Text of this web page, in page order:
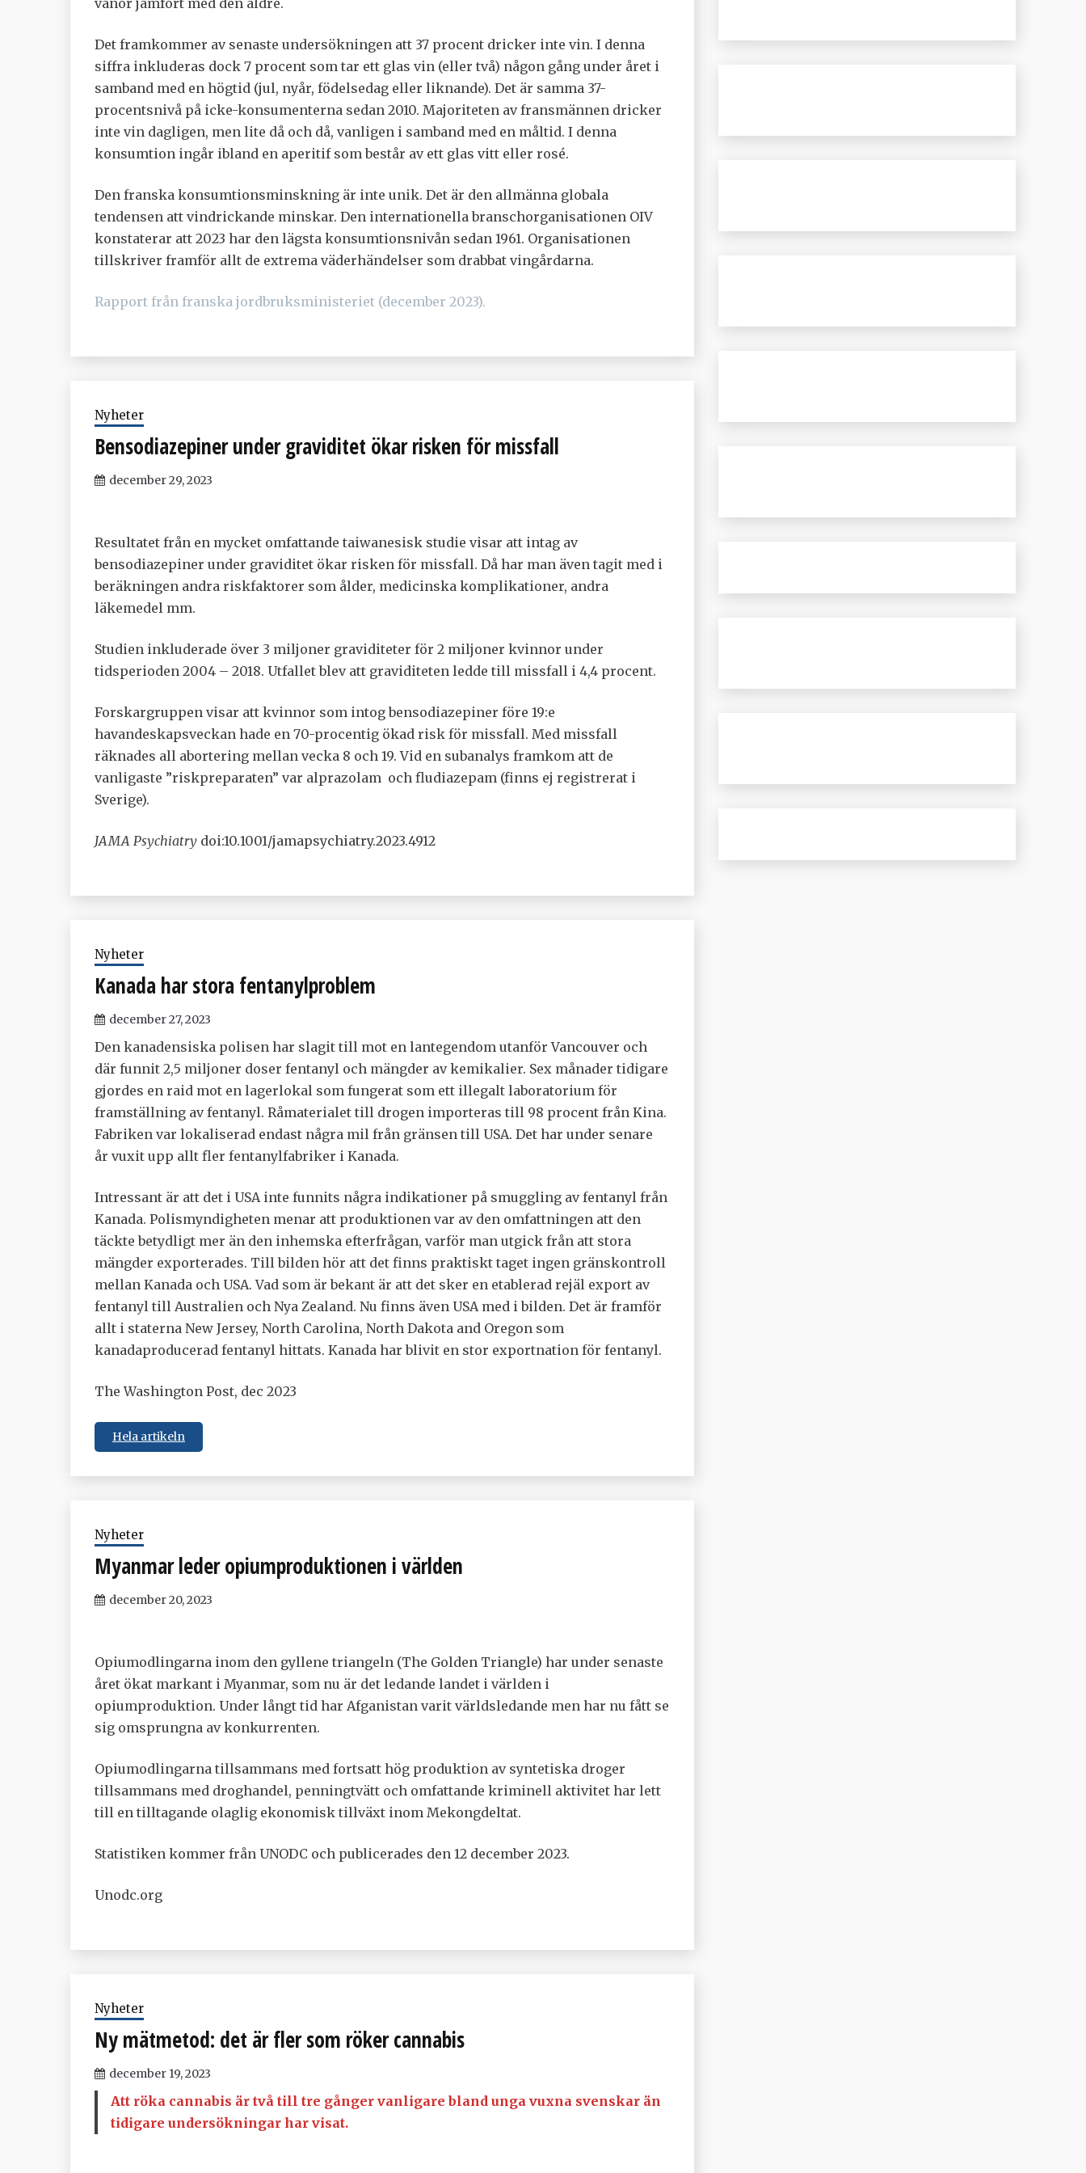
vanor jämfört med den äldre.
Det framkommer av senaste undersökningen att 37 procent dricker inte vin. I denna
siffra inkluderas dock 7 procent som tar ett glas vin (eller två) någon gång under året i
samband med en högtid (jul, nyår, födelsedag eller liknande). Det är samma 37-
procentsnivå på icke-konsumenterna sedan 2010. Majoriteten av fransmännen dricker
inte vin dagligen, men lite då och då, vanligen i samband med en måltid. I denna
konsumtion ingår ibland en aperitif som består av ett glas vitt eller rosé.
Den franska konsumtionsminskning är inte unik. Det är den allmänna globala
tendensen att vindrickande minskar. Den internationella branschorganisationen OIV
konstaterar att 2023 har den lägsta konsumtionsnivån sedan 1961. Organisationen
tillskriver framför allt de extrema väderhändelser som drabbat vingårdarna.
Rapport från franska jordbruksministeriet (december 2023).
Nyheter
Bensodiazepiner under graviditet ökar risken för missfall
december 29, 2023
Resultatet från en mycket omfattande taiwanesisk studie visar att intag av
bensodiazepiner under graviditet ökar risken för missfall. Då har man även tagit med i
beräkningen andra riskfaktorer som ålder, medicinska komplikationer, andra
läkemedel mm.
Studien inkluderade över 3 miljoner graviditeter för 2 miljoner kvinnor under
tidsperioden 2004 – 2018. Utfallet blev att graviditeten ledde till missfall i 4,4 procent.
Forskargruppen visar att kvinnor som intog bensodiazepiner före 19:e
havandeskapsveckan hade en 70-procentig ökad risk för missfall. Med missfall
räknades all abortering mellan vecka 8 och 19. Vid en subanalys framkom att de
vanligaste ”riskpreparaten” var alprazolam och fludiazepam (finns ej registrerat i
Sverige).
JAMA Psychiatry doi:10.1001/jamapsychiatry.2023.4912
Nyheter
Kanada har stora fentanylproblem
december 27, 2023
Den kanadensiska polisen har slagit till mot en lantegendom utanför Vancouver och
där funnit 2,5 miljoner doser fentanyl och mängder av kemikalier. Sex månader tidigare
gjordes en raid mot en lagerlokal som fungerat som ett illegalt laboratorium för
framställning av fentanyl. Råmaterialet till drogen importeras till 98 procent från Kina.
Fabriken var lokaliserad endast några mil från gränsen till USA. Det har under senare
år vuxit upp allt fler fentanylfabriker i Kanada.
Intressant är att det i USA inte funnits några indikationer på smuggling av fentanyl från
Kanada. Polismyndigheten menar att produktionen var av den omfattningen att den
täckte betydligt mer än den inhemska efterfrågan, varför man utgick från att stora
mängder exporterades. Till bilden hör att det finns praktiskt taget ingen gränskontroll
mellan Kanada och USA. Vad som är bekant är att det sker en etablerad rejäl export av
fentanyl till Australien och Nya Zealand. Nu finns även USA med i bilden. Det är framför
allt i staterna New Jersey, North Carolina, North Dakota and Oregon som
kanadaproducerad fentanyl hittats. Kanada har blivit en stor exportnation för fentanyl.
The Washington Post, dec 2023
Hela artikeln
Nyheter
Myanmar leder opiumproduktionen i världen
december 20, 2023
Opiumodlingarna inom den gyllene triangeln (The Golden Triangle) har under senaste
året ökat markant i Myanmar, som nu är det ledande landet i världen i
opiumproduktion. Under långt tid har Afganistan varit världsledande men har nu fått se
sig omsprungna av konkurrenten.
Opiumodlingarna tillsammans med fortsatt hög produktion av syntetiska droger
tillsammans med droghandel, penningtvätt och omfattande kriminell aktivitet har lett
till en tilltagande olaglig ekonomisk tillväxt inom Mekongdeltat.
Statistiken kommer från UNODC och publicerades den 12 december 2023.
Unodc.org
Nyheter
Ny mätmetod: det är fler som röker cannabis
december 19, 2023
Att röka cannabis är två till tre gånger vanligare bland unga vuxna svenskar än
tidigare undersökningar har visat.